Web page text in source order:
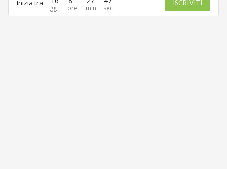
Inizia tra ISCRIVITI